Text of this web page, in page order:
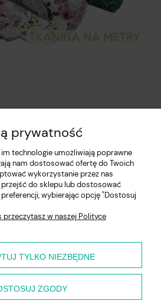
prywatność
technologie umożliwiają poprawne
nam dostosować ofertę do Twoich
wykorzystanie przez nas
do sklepu lub dostosować
wybierając opcję "Dostosuj
w naszej Polityce
TYLKO NIEZBĘDNE
ZGODY